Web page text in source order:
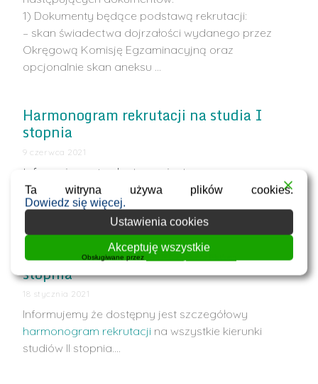
1) Dokumenty będące podstawą rekrutacji:
– skan świadectwa dojrzałości wydanego przez
Okręgową Komisję Egzaminacyjną oraz
opcjonalnie skan aneksu …
Harmonogram rekrutacji na studia I
stopnia
9 czerwca 2021
Informujemy że dostępny jest
szczegółowyharmonogram
rekrutacjina wszystkie kierunki studiów I stopnia.
Harmonogram rekrutacji na studia II
stopnia
18 stycznia 2021
Informujemy że dostępny jest szczegółowy
harmonogram rekrutacji na wszystkie kierunki
studiów II stopnia.…
Ta witryna używa plików cookies.
Dowiedz się więcej.
Ustawienia cookies
Akceptuję wszystkie
Obsługiwane przez WPLP Compliance Platform